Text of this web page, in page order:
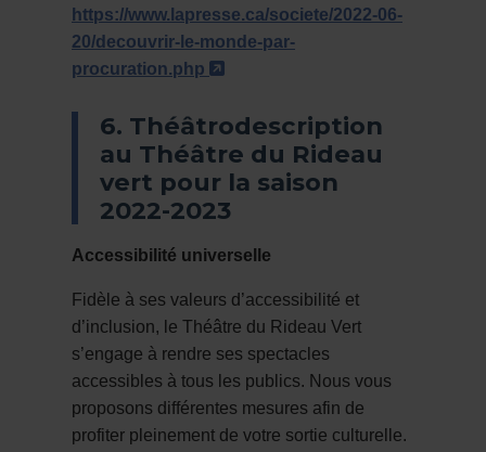
https://www.lapresse.ca/societe/2022-06-
20/decouvrir-le-monde-par-
procuration.php
- Cet hyperlien s'ouvrira
6. Théâtrodescription
au Théâtre du Rideau
vert pour la saison
2022-2023
Accessibilité universelle
Fidèle à ses valeurs d’accessibilité et
d’inclusion, le Théâtre du Rideau Vert
s’engage à rendre ses spectacles
accessibles à tous les publics. Nous vous
proposons différentes mesures afin de
profiter pleinement de votre sortie culturelle.